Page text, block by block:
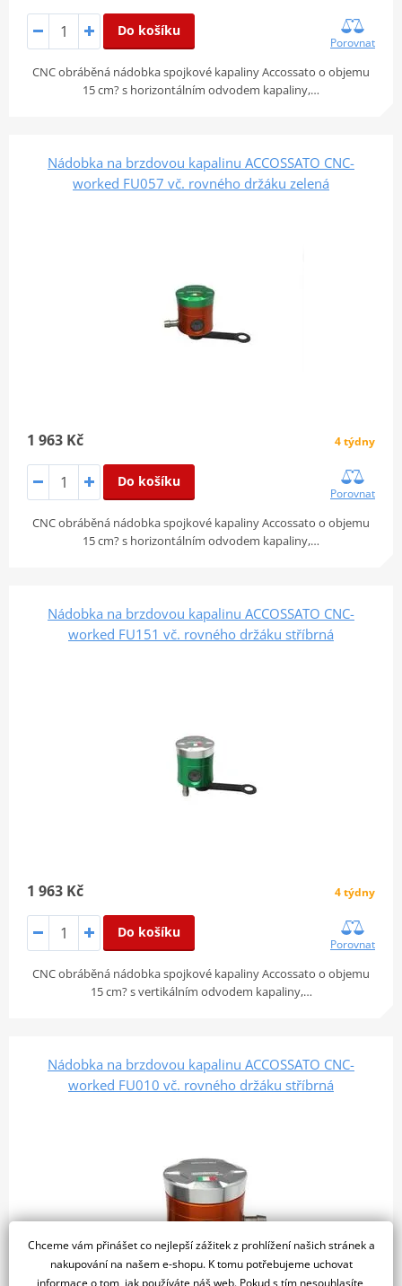
Do košíku
Porovnat
CNC obráběná nádobka spojkové kapaliny Accossato o objemu
15 cm? s horizontálním odvodem kapaliny,…
Nádobka na brzdovou kapalinu ACCOSSATO CNC-
worked FU057 vč. rovného držáku zelená
1 963 Kč 4 týdny
Do košíku
Porovnat
CNC obráběná nádobka spojkové kapaliny Accossato o objemu
15 cm? s horizontálním odvodem kapaliny,…
Nádobka na brzdovou kapalinu ACCOSSATO CNC-
worked FU151 vč. rovného držáku stříbrná
1 963 Kč 4 týdny
Do košíku
Porovnat
CNC obráběná nádobka spojkové kapaliny Accossato o objemu
15 cm? s vertikálním odvodem kapaliny,…
Nádobka na brzdovou kapalinu ACCOSSATO CNC-
worked FU010 vč. rovného držáku stříbrná
Chceme vám přinášet co nejlepší zážitek z prohlížení našich stránek a
nakupování na našem e-shopu. K tomu potřebujeme uchovat
informace o tom, jak používáte náš web. Pokud s tím nesouhlasíte,